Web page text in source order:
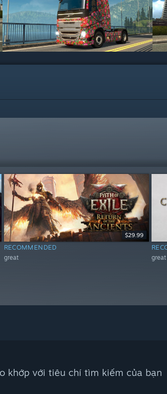
$29.99
RECOMMENDED
great great
khớp với tiêu chí tìm kiếm của bạn